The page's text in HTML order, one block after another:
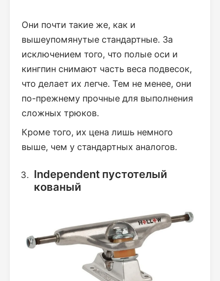
Они почти такие же, как и
вышеупомянутые стандартные. За
исключением того, что полые оси и
кингпин снимают часть веса подвесок,
что делает их легче. Тем не менее, они
по-прежнему прочные для выполнения
сложных трюков.
Кроме того, их цена лишь немного
выше, чем у стандартных аналогов.
Independent пустотелый
кованый